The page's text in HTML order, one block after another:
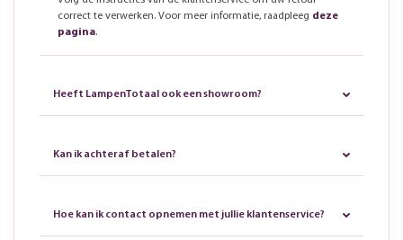
correct te verwerken. Voor meer informatie, raadpleeg deze
pagina.
Heeft LampenTotaal ook een showroom?
Kan ik achteraf betalen?
Hoe kan ik contact opnemen met jullie klantenservice?